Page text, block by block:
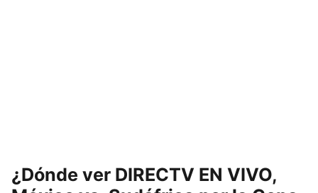
¿Dónde ver DIRECTV EN VIVO,